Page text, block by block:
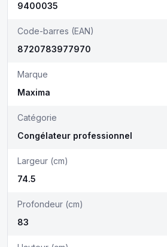
9400035
Code-barres (EAN)
8720783977970
Marque
Maxima
Catégorie
Congélateur professionnel
Largeur (cm)
74.5
Profondeur (cm)
83